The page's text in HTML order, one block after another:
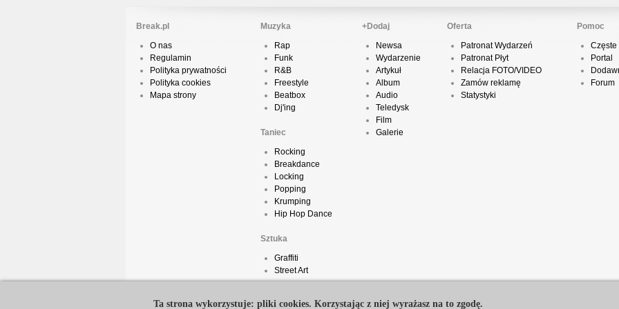
Break.pl
O nas
Regulamin
Polityka prywatności
Polityka cookies
Mapa strony
Muzyka
Rap
Funk
R&B
Freestyle
Beatbox
Dj'ing
Taniec
Rocking
Breakdance
Locking
Popping
Krumping
Hip Hop Dance
Sztuka
Graffiti
Street Art
+Dodaj
Newsa
Wydarzenie
Artykuł
Album
Audio
Teledysk
Film
Galerie
Oferta
Patronat Wydarzeń
Patronat Płyt
Relacja FOTO/VIDEO
Zamów reklamę
Statystyki
Pomoc
Częste
Portal
Forum
Ta strona wykorzystuje: pliki cookies. Korzystając z niej wyrażasz na to zgodę.